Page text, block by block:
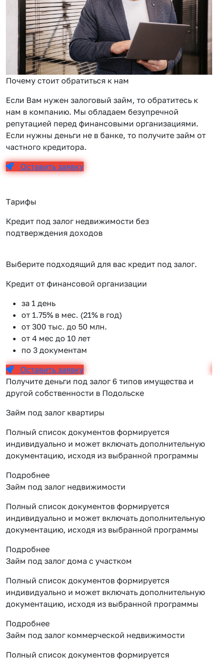
Почему стоит обратиться к нам
Если Вам нужен залоговый займ, то обратитесь к
нам в компанию. Мы обладаем безупречной
репутацией перед финансовыми организациями.
Если нужны деньги не в банке, то получите займ от
частного кредитора.
Оставить заявку
Тарифы
Кредит под залог недвижимости без
подтверждения доходов
Выберите подходящий для вас кредит под залог.
Кредит от финансовой организации
за 1 день
от 1.75% в мес. (21% в год)
от 300 тыс. до 50 млн.
от 4 мес до 10 лет
по 3 документам
Оставить заявку
Получите деньги под залог 6 типов имущества и
другой собственности в Подольске
Займ под залог квартиры
Полный список документов формируется
индивидуально и может включать дополнительную
документацию, исходя из выбранной программы
Подробнее
Займ под залог недвижимости
Полный список документов формируется
индивидуально и может включать дополнительную
документацию, исходя из выбранной программы
Подробнее
Займ под залог дома с участком
Полный список документов формируется
индивидуально и может включать дополнительную
документацию, исходя из выбранной программы
Подробнее
Займ под залог коммерческой недвижимости
Полный список документов формируется